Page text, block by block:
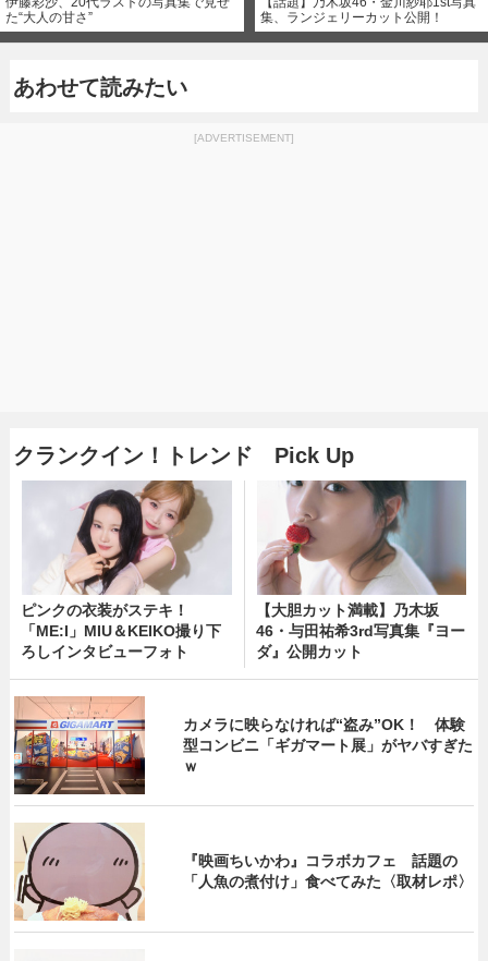
た“大人の甘さ”
集、ランジェリーカット公開！
あわせて読みたい
[ADVERTISEMENT]
クランクイン！トレンド Pick Up
ピンクの衣装がステキ！
「ME:I」MIU＆KEIKO撮り下
ろしインタビューフォト
【大胆カット満載】乃木坂
46・与田祐希3rd写真集『ヨー
ダ』公開カット
カメラに映らなければ“盗み”OK！ 体験
型コンビニ「ギガマート展」がヤバすぎた
ｗ
『映画ちいかわ』コラボカフェ 話題の
「人魚の煮付け」食べてみた〈取材レポ〉